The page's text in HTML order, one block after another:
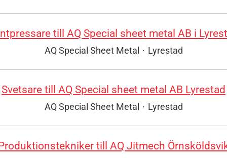
till AQ Special sheet metal AB i
AQ Special Sheet Metal · Lyrestad
Svetsare till AQ Special sheet metal AB Lyrestad
AQ Special Sheet Metal · Lyrestad
till AQ Jitmech